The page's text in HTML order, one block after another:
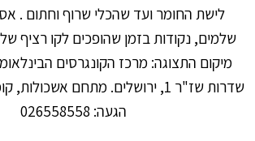
לישת החומר ועד שהכלי שרוף וחתום .
שלמים, נקודות בזמן שהופכים לקו רציף
מיקום התצוגה: מרכז הקונגרסים
שדרות שז"ר 1, ירושלים. מתחם
הגעה: 026558558